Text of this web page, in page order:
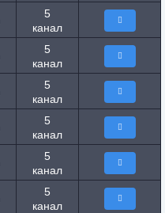
5
канал
5
канал
5
канал
5
канал
5
канал
5
канал